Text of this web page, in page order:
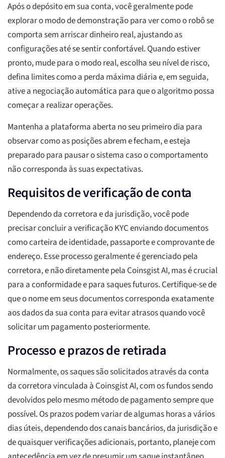
Após o depósito em sua conta, você geralmente pode
explorar o modo de demonstração para ver como o robô se
comporta sem arriscar dinheiro real, ajustando as
configurações até se sentir confortável. Quando estiver
pronto, mude para o modo real, escolha seu nível de risco,
defina limites como a perda máxima diária e, em seguida,
ative a negociação automática para que o algoritmo possa
começar a realizar operações.
Mantenha a plataforma aberta no seu primeiro dia para
observar como as posições abrem e fecham, e esteja
preparado para pausar o sistema caso o comportamento
não corresponda às suas expectativas.
Requisitos de verificação de conta
Dependendo da corretora e da jurisdição, você pode
precisar concluir a verificação KYC enviando documentos
como carteira de identidade, passaporte e comprovante de
endereço. Esse processo geralmente é gerenciado pela
corretora, e não diretamente pela Coinsgist AI, mas é crucial
para a conformidade e para saques futuros. Certifique-se de
que o nome em seus documentos corresponda exatamente
aos dados da sua conta para evitar atrasos quando você
solicitar um pagamento posteriormente.
Processo e prazos de retirada
Normalmente, os saques são solicitados através da conta
da corretora vinculada à Coinsgist AI, com os fundos sendo
devolvidos pelo mesmo método de pagamento sempre que
possível. Os prazos podem variar de algumas horas a vários
dias úteis, dependendo dos canais bancários, da jurisdição e
de quaisquer verificações adicionais, portanto, planeje com